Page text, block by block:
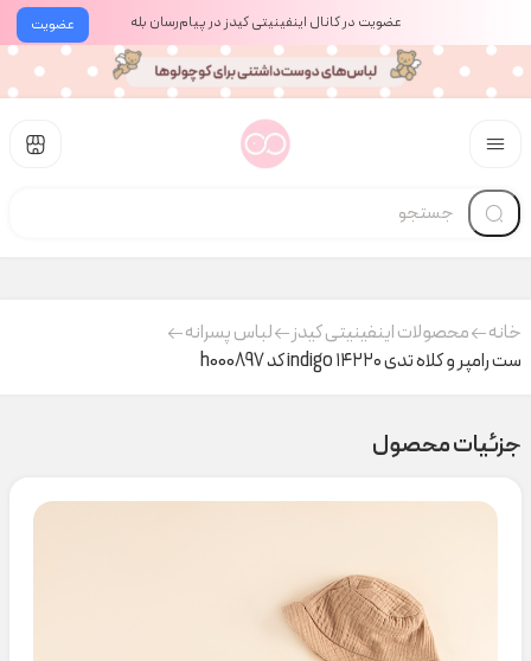
عضویت عضویت در کانال اینفینیتی کیدز در پیام‌رسان بله
خانه محصولات اینفینیتی کیدز
لباس پسرانه
ست رامپر و کلاه تدی ۱۴۲۲۰ indigo کد h000897
جزئیات محصول